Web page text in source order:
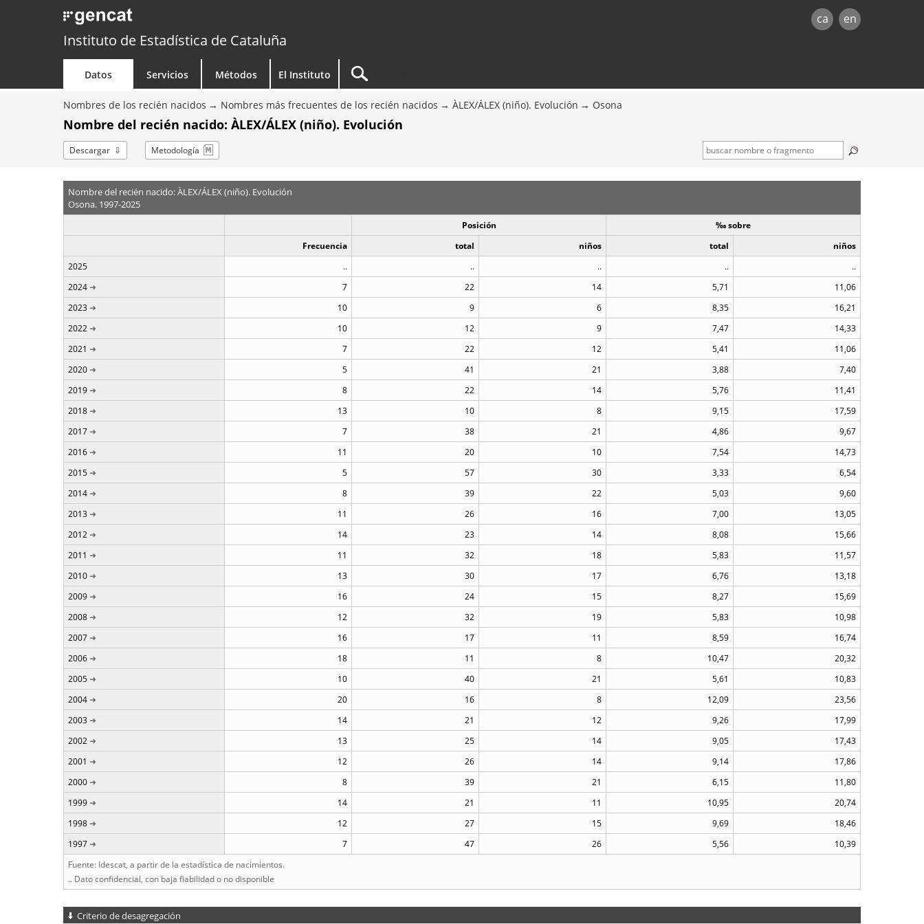
ca en
Instituto de Estadística de Cataluña
Datos Servicios Métodos El Instituto
Nombres de los recién nacidos Nombres más frecuentes de los recién nacidos ÀLEX/ÁLEX (niño). Evolución Osona
Nombre del recién nacido: ÀLEX/ÁLEX (niño). Evolución
Descargar Metodología
Nombre del recién nacido: ÀLEX/ÁLEX (niño). Evolución
Osona. 1997-2025
Posición
‰ sobre
Frecuencia
total niños total
niños
2025
.. .. .. ..
..
2024
7 22 14 5,71
11,06
2023
10 9 6 8,35
16,21
2022
10 12 9 7,47
14,33
2021
7 22 12 5,41
11,06
2020
5 41 21 3,88
7,40
2019
8 22 14 5,76
11,41
2018
13 10 8 9,15
17,59
2017
7 38 21 4,86
9,67
2016
11 20 10 7,54
14,73
2015
5 57 30 3,33
6,54
2014
8 39 22 5,03
9,60
2013
11 26 16 7,00
13,05
2012
14 23 14 8,08
15,66
2011
11 32 18 5,83
11,57
2010
13 30 17 6,76
13,18
2009
16 24 15 8,27
15,69
2008
12 32 19 5,83
10,98
2007
16 17 11 8,59
16,74
2006
18 11 8 10,47
20,32
2005
10 40 21 5,61
10,83
2004
20 16 8 12,09
23,56
2003
14 21 12 9,26
17,99
2002
13 25 14 9,05
17,43
2001
12 26 14 9,14
17,86
2000
8 39 21 6,15
11,80
1999
14 21 11 10,95
20,74
1998
12 27 15 9,69
18,46
1997
7 47 26 5,56
10,39
Fuente: Idescat, a partir de la estadística de nacimientos.
.. Dato confidencial, con baja fiabilidad o no disponible
Criterio de desagregación